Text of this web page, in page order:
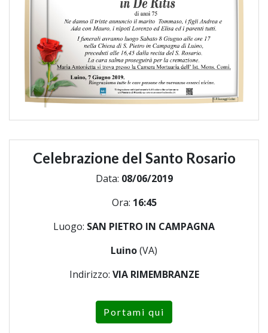
Celebrazione del Santo Rosario
Data: 08/06/2019
Ora: 16:45
Luogo: SAN PIETRO IN CAMPAGNA
Luino(VA)
Indirizzo: VIA RIMEMBRANZE
Portami qui